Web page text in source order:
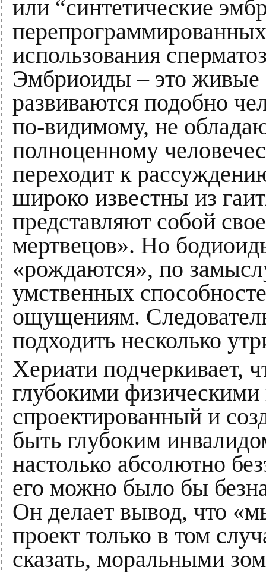
или “синтетические
использования
Эмбриоиды – это живые
развиваются подобно
по-видимому, не
полноценному
переходит к
широко известны из
представляют собой
мертвецов». Но
«рождаются», по
умственных
ощущениям.
подходить несколько
Хериати подчеркивает,
глубокими физическими
спроектированный и
быть глубоким
настолько абсолютно
его можно было бы
Он делает вывод, что
проект только в том
сказать, моральными